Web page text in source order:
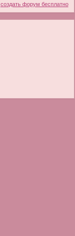
создать форум бесплатно